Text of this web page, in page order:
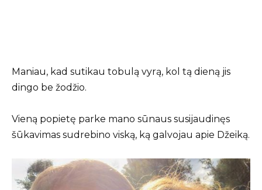
Maniau, kad sutikau tobulą vyrą, kol tą dieną jis
dingo be žodžio.
Vieną popietę parke mano sūnaus susijaudinęs
šūkavimas sudrebino viską, ką galvojau apie Džeiką.